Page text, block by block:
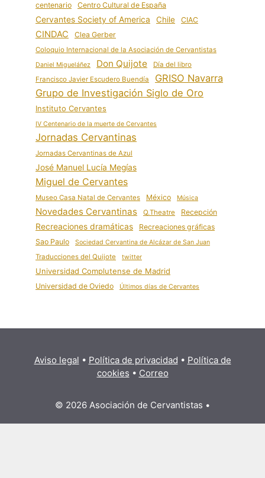
centenario Centro Cultural de España
Cervantes Society of America Chile CIAC
CINDAC Clea Gerber
Coloquio Internacional de la Asociación de Cervantistas
Daniel Migueláñez Don Quijote
Día del libro
Francisco Javier Escudero Buendía
GRISO Navarra
Grupo de Investigación Siglo de Oro
Instituto Cervantes
IV Centenario de la muerte de Cervantes
Jornadas Cervantinas
Jornadas Cervantinas de Azul
José Manuel Lucía Megías
Miguel de Cervantes
Museo Casa Natal de Cervantes México Música
Novedades Cervantinas Q.Theatre Recepción
Recreaciones dramáticas
Recreaciones gráficas
Sao Paulo
Sociedad Cervantina de Alcázar de San Juan
Traducciones del Quijote twitter
Universidad Complutense de Madrid
Universidad de Oviedo Últimos días de Cervantes
Aviso legal • Política de privacidad • Política de
cookies • Correo
© 2026 Asociación de Cervantistas •